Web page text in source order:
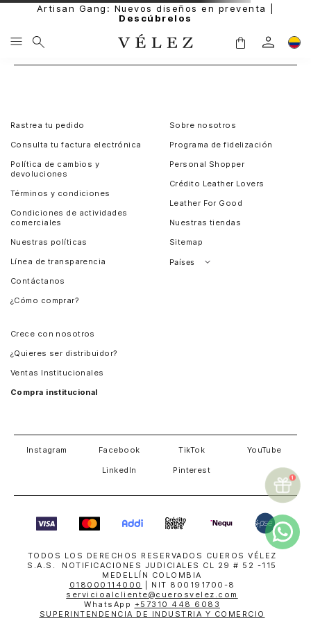
Artisan Gang: Nuevos diseños en preventa |
Descúbrelos
Rastrea tu pedido
Consulta tu factura electrónica
Política de cambios y
devoluciones
Términos y condiciones
Condiciones de actividades
comerciales
Nuestras políticas
Línea de transparencia
Contáctanos
¿Cómo comprar?
Sobre nosotros
Programa de fidelización
Personal Shopper
Crédito Leather Lovers
Leather For Good
Nuestras tiendas
Sitemap
Países
Crece con nosotros
¿Quieres ser distribuidor?
Ventas Institucionales
Compra institucional
Instagram Facebook TikTok YouTube
LinkedIn Pinterest
TODOS LOS DERECHOS RESERVADOS CUEROS VÉLEZ
S.A.S. NOTIFICACIONES JUDICIALES CL 29 # 52 -115
MEDELLÍN COLOMBIA
018000114000
| NIT 800191700-8
servicioalcliente@cuerosvelez.com
WhatsApp +57310 448 6083
SUPERINTENDENCIA DE INDUSTRIA Y COMERCIO